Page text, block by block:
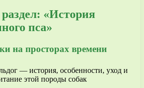
«История
пса»
на просторах времени